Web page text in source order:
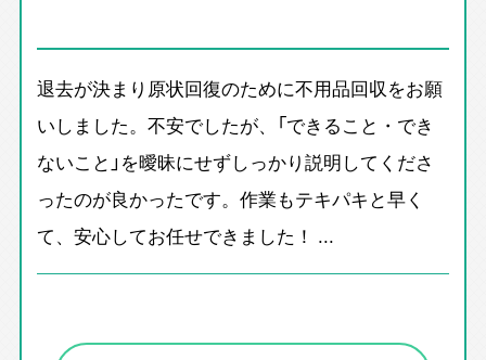
退去が決まり原状回復のために不用品回収をお願
いしました。不安でしたが、「できること・でき
ないこと」を曖昧にせずしっかり説明してくださ
ったのが良かったです。作業もテキパキと早く
て、安心してお任せできました！ ...